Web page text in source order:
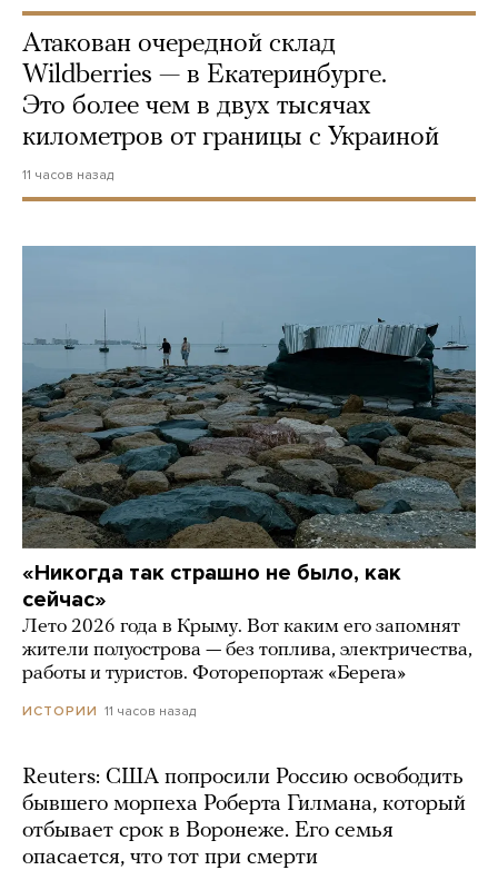
Атакован очередной склад
Wildberries — в Екатеринбурге.
Это более чем в двух тысячах
километров от границы с Украиной
11 часов назад
«Никогда так страшно не было, как
сейчас»
Лето 2026 года в Крыму. Вот каким его запомнят
жители полуострова — без топлива, электричества,
работы и туристов. Фоторепортаж «Берега»
ИСТОРИИ 11 часов назад
Reuters: США попросили Россию освободить
бывшего морпеха Роберта Гилмана, который
отбывает срок в Воронеже. Его семья
опасается, что тот при смерти